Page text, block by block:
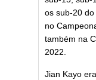
os sub-20
no
também na
2022.
Jian Kayo